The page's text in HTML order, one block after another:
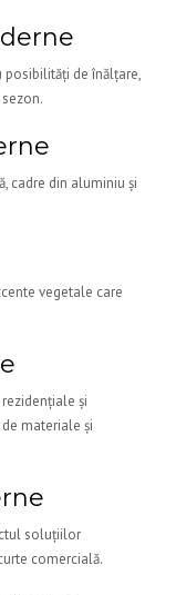
posibilități de înălțare,
cadre din aluminiu și
vegetale care
și
materiale și
soluțiilor
comercială.